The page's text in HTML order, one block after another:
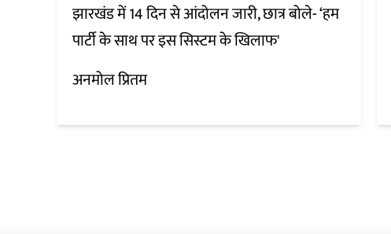
झारखंड में 14 दिन से आंदोलन जारी, छात्र बोले- ‘हम
पार्टी के साथ पर इस सिस्टम के खिलाफ'
अनमोल प्रितम